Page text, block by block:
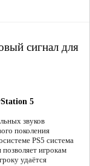
сигнал для
5
звуков
поколения
PS5 система
игрокам
удаётся